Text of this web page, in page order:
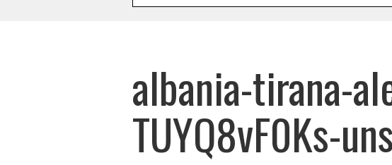
albania-tirana-
TUYQ8vF0Ks-